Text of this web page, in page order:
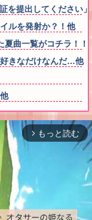
を提出してください
ルを発射か？！他
夏曲一覧がコチラ！
好きなだけなんだ…他
arrow_forward_ios もっと読む